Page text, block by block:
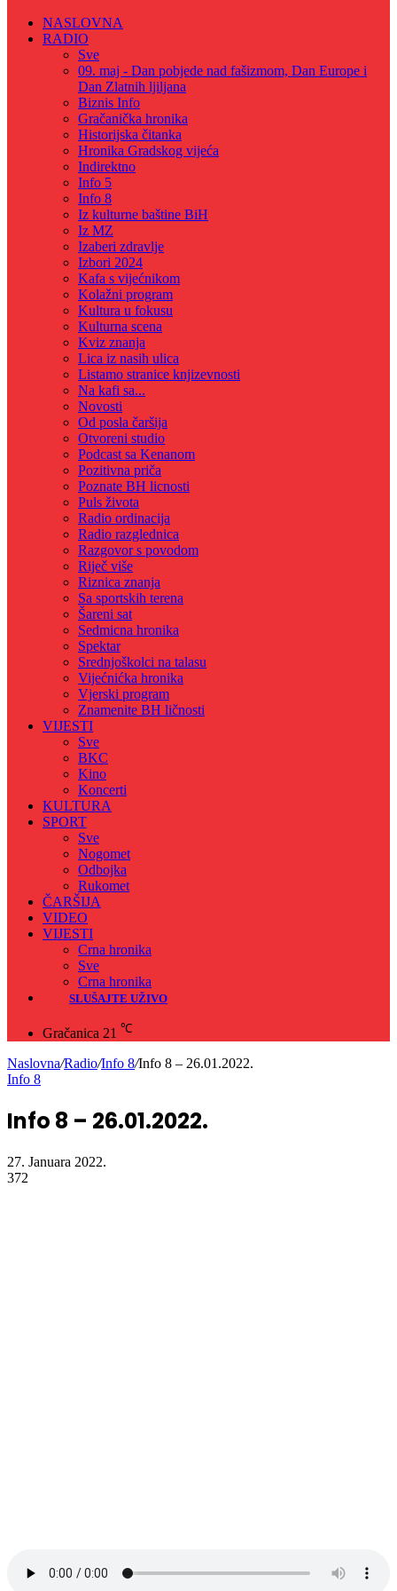
NASLOVNA
RADIO
Sve
09. maj - Dan pobjede nad fašizmom, Dan Europe i
Dan Zlatnih ljiljana
Biznis Info
Gračanička hronika
Historijska čitanka
Hronika Gradskog vijeća
Indirektno
Info 5
Info 8
Iz kulturne baštine BiH
Iz MZ
Izaberi zdravlje
Izbori 2024
Kafa s vijećnikom
Kolažni program
Kultura u fokusu
Kulturna scena
Kviz znanja
Lica iz nasih ulica
Listamo stranice knjizevnosti
Na kafi sa...
Novosti
Od posla čaršija
Otvoreni studio
Podcast sa Kenanom
Pozitivna priča
Poznate BH licnosti
Puls života
Radio ordinacija
Radio razglednica
Razgovor s povodom
Riječ više
Riznica znanja
Sa sportskih terena
Šareni sat
Sedmicna hronika
Spektar
Srednjoškolci na talasu
Vijećnićka hronika
Vjerski program
Znamenite BH ličnosti
VIJESTI
Sve
BKC
Kino
Koncerti
KULTURA
SPORT
Sve
Nogomet
Odbojka
Rukomet
ČARŠIJA
VIDEO
VIJESTI
Crna hronika
Sve
Crna hronika
SLUŠAJTE UŽIVO
Gračanica 21 ℃
Naslovna/Radio/Info 8/Info 8 – 26.01.2022.
Info 8
Info 8 – 26.01.2022.
27. Januara 2022.
372